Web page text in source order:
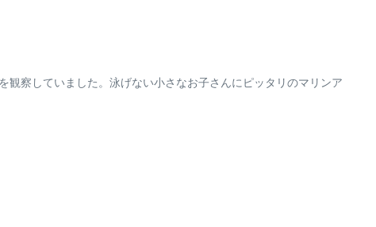
察していました。泳げない小さなお子さんにピッタリのマリンア